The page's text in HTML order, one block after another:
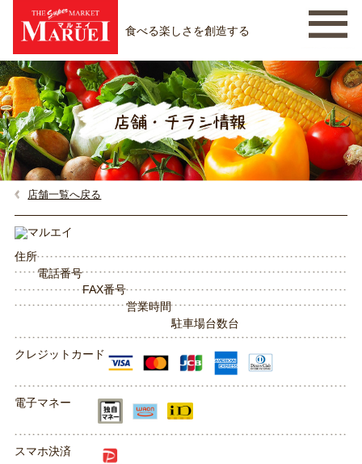
食べる楽しさを創造する
店舗一覧へ戻る
住所
電話番号
FAX番号
営業時間
駐車場台数台
クレジットカード
電子マネー
スマホ決済